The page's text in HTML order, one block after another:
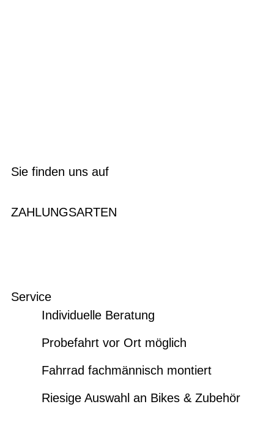
Sie finden uns auf
ZAHLUNGSARTEN
Service
Individuelle Beratung
Probefahrt vor Ort möglich
Fahrrad fachmännisch montiert
Riesige Auswahl an Bikes & Zubehör